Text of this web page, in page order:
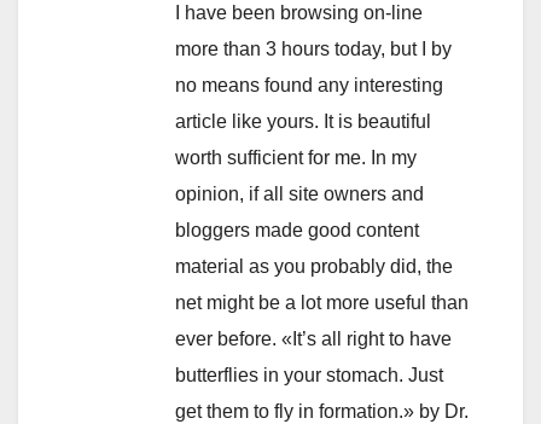
I have been browsing on-line
more than 3 hours today, but I by
no means found any interesting
article like yours. It is beautiful
worth sufficient for me. In my
opinion, if all site owners and
bloggers made good content
material as you probably did, the
net might be a lot more useful than
ever before. «It’s all right to have
butterflies in your stomach. Just
get them to fly in formation.» by Dr.